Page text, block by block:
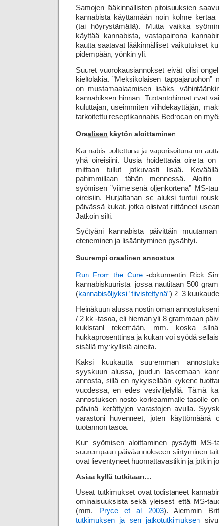
Samojen lääkinnällisten pitoisuuksien
kannabista käyttämään noin kolme kertaa
(tai höyrystämällä). Mutta vaikka
käyttää kannabista, vastapainona
kautta saatavat lääkinnälliset vaikutukset
pidempään, yönkin yli.
Suuret vuorokausiannokset eivät olisi
kieltolakia. ”Meksikolaisen tappajaruohon”
on mustamaalaamisen lisäksi
kannabiksen hinnan. Tuotantohinnat ovat
kuluttajan, useimmiten viihde­käyttäjän,
tarkoitettu resepti­kannabis Bedrocan on
Oraalisen käytön aloittaminen
Kannabis poltettuna ja vaporisoituna on
yhä oireisiini. Uusia hoidettavia oireita
mittaan tullut jatkuvasti lisää.
pahimmillaan tähän mennessä. Aloitin
syömisen ”viimeisenä oljenkortena” MS-
oireisiin. Hurjaltahan se aluksi tuntui
päivässä kukat, jotka olisivat riittäneet
Jatkoin silti.
Syötyäni kannabista päivittäin
eteneminen ja lisääntyminen pysähtyi.
Suurempi oraalinen annostus
Run From the Cure-dokumentin Rick
kannabiskuurista, jossa nautitaan 500
(kannabisöljyksi ”tiivistettynä”) 2–3
Heinäkuun alussa nostin oman
/ 2 kk -tasoa, eli hieman yli 8 grammaan
kukistani tekemään, mm. koska
hukkaprosenttinsa ja kukan voi syödä
sisällä myrkyllisiä aineita.
Kaksi kuukautta suuremman
syyskuun alussa, joudun laskemaan
annosta, sillä en nykyisellään kykene
vuodessa, en edes vesiviljelyllä. Tämä
annostuksen nosto korkeammalle tasolle
päivinä kerättyjen varastojen avulla.
varastoni huvenneet, joten käyttömäärä
tuotannon tasoa.
Kun syömisen aloittaminen pysäytti MS-
suurempaan päiväannokseen siirtyminen
ovat lieventyneet huomattavastikin ja jotkin
Asiaa kyllä tutkitaan…
Useat tutkimukset ovat todistaneet
ominaisuuksista sekä yleisesti että MS-
(mm.
Pryce et al 2003). Aiemmin
tutkimuksen ja sen jatkotutkimuksen